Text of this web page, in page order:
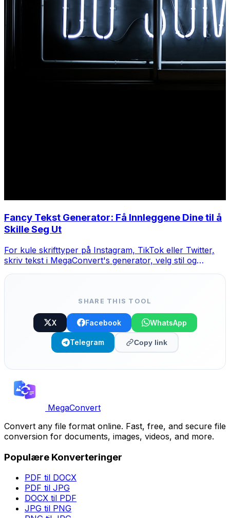
Fancy Tekst Generator: Få Innleggene Dine til å
Skille Seg Ut
For kule skrifttyper på Instagram, TikTok eller Twitter,
skriv tekst i MegaConvert's generator, velg stil og
SHARE THIS TOOL
X Facebook WhatsApp
Telegram Copy link
MegaConvert
Convert any file format online. Fast, free, and secure file
conversion for documents, images, videos, and more.
Populære Konverteringer
PDF til DOCX
PDF til JPG
DOCX til PDF
JPG til PNG